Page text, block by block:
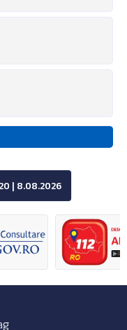
| 8.08.2026